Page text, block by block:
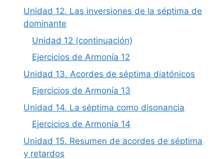
Unidad 12. Las inversiones de la séptima de
dominante
Unidad 12 (continuación)
Ejercicios de Armonía 12
Unidad 13. Acordes de séptima diatónicos
Ejercicios de Armonía 13
Unidad 14. La séptima como disonancia
Ejercicios de Armonía 14
Unidad 15. Resumen de acordes de séptima
y retardos